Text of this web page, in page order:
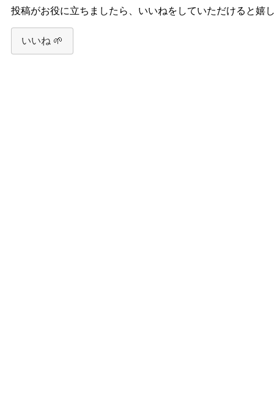
投稿がお役に立ちましたら、いいねをしていただけると嬉